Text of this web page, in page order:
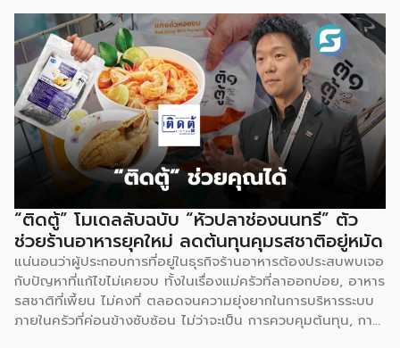
เริ่มธุรกิจนี้ได้ เคนยากุ ยืนหนึ่งที่ผู้ประกอบการในวงการอาหาร
เสริมพูดถึงบ่อย และเมื่อดูที่มาก็เข้าใจว่าทำไมถึงตอบโจทย์ผู้ที่
อยากจะผลิตแบรนด์อาหารเสริมของตัวเอง [จุดเริ่มต้นจากยา
แผนปัจจุบันสู่เส้นทาง OEM อาหารเสริม] บริษัทนี้ไม่ได้เริ่มจาก
การเป็น OEM อาหารเสริมตั้งแต่แรก แต่มีรากฐานมาจาก
โรงงานผลิตยาแผนปัจจุบัน ที่สะสมความเชี่ยวชาญด้านคุณภาพ
นวัตกรรม และมาตรฐานความปลอดภัยมานานกว่า 47 ปี เมื่อ
กระแสสุขภาพเชิงป้องกันเริ่มขยายตัว เคนยากุจึงขยับบทบาทจาก
ผู้ผลิตยามาสู่ OEM อาหารเสริม เป็น “Business Partner” ที่
พร้อมเติบโตไปกับลูกค้า ภญ. กัญรดา ปัญญาธนพร กรรมการ
บริหารส่วนงานการตลาดและขาย บริษัท เคนยากุ (ประเทศไทย)
จำกัด อธิบายจุดยืนของบริษัทว่า เราพยายามขยายบทบาทของ
ตัวเองจากเป็นผู้ผลิตอย่างเดียว ตอนนี้เป็นพาร์ทเนอร์ทางธุรกิจ
ให้คำปรึกษาด้านการตลาด เป็นเพื่อนคู่คิดให้กับผู้ประกอบการที่
อยากสร้างแบรนด์สินค้ายา และอาหารเสริมเป็นของตัวเอง […]
“ติดตู้” โมเดลลับฉบับ “หัวปลาช่องนนทรี” ตัว
ช่วยร้านอาหารยุคใหม่ ลดต้นทุนคุมรสชาติอยู่หมัด
แน่นอนว่าผู้ประกอบการที่อยู่ในธุรกิจร้านอาหารต้องประสบพบเจอ
กับปัญหาที่แก้ไขไม่เคยจบ ทั้งในเรื่องแม่ครัวที่ลาออกบ่อย, อาหาร
รสชาติที่เพี้ยน ไม่คงที่ ตลอดจนความยุ่งยากในการบริหารระบบ
ภายในครัวที่ค่อนข้างซับซ้อน ไม่ว่าจะเป็น การควบคุมต้นทุน, การ